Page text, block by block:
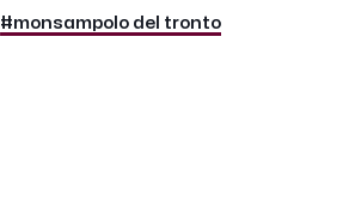
#monsampolo del tronto